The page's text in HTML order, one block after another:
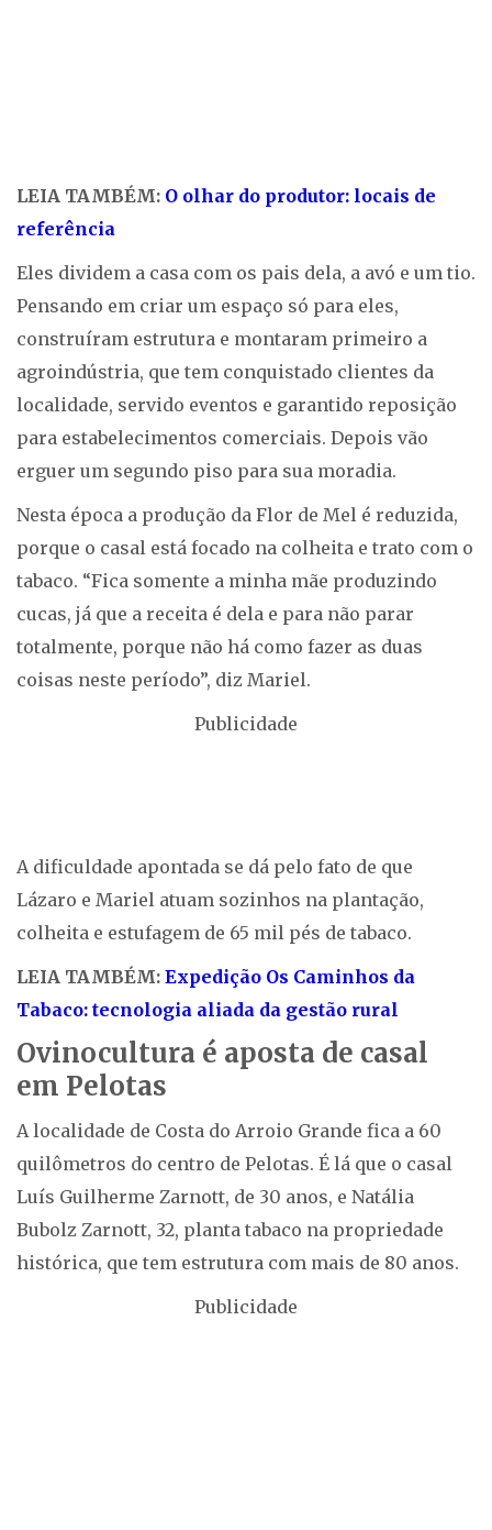
LEIA TAMBÉM: O olhar do produtor: locais de
referência
Eles dividem a casa com os pais dela, a avó e um tio.
Pensando em criar um espaço só para eles,
construíram estrutura e montaram primeiro a
agroindústria, que tem conquistado clientes da
localidade, servido eventos e garantido reposição
para estabelecimentos comerciais. Depois vão
erguer um segundo piso para sua moradia.
Nesta época a produção da Flor de Mel é reduzida,
porque o casal está focado na colheita e trato com o
tabaco. “Fica somente a minha mãe produzindo
cucas, já que a receita é dela e para não parar
totalmente, porque não há como fazer as duas
coisas neste período”, diz Mariel.
Publicidade
A dificuldade apontada se dá pelo fato de que
Lázaro e Mariel atuam sozinhos na plantação,
colheita e estufagem de 65 mil pés de tabaco.
LEIA TAMBÉM: Expedição Os Caminhos da
Tabaco: tecnologia aliada da gestão rural
Ovinocultura é aposta de casal
em Pelotas
A localidade de Costa do Arroio Grande fica a 60
quilômetros do centro de Pelotas. É lá que o casal
Luís Guilherme Zarnott, de 30 anos, e Natália
Bubolz Zarnott, 32, planta tabaco na propriedade
histórica, que tem estrutura com mais de 80 anos.
Publicidade